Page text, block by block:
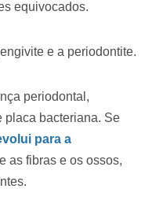
equivocados.
e a periodontite.
periodontal,
placa bacteriana. Se
para a
as fibras e os ossos,